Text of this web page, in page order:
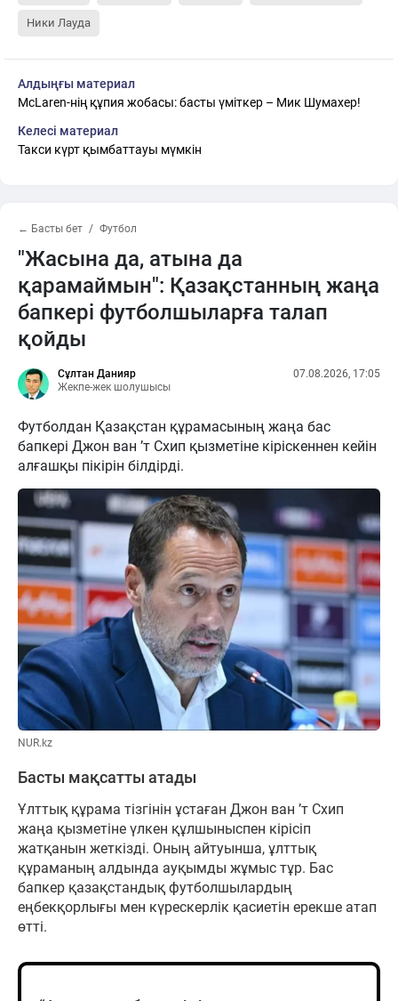
Ники Лауда
Алдыңғы материал
McLaren-нің құпия жобасы: басты үміткер – Мик Шумахер!
Келесі материал
Такси күрт қымбаттауы мүмкін
← Басты бет Футбол
"Жасына да, атына да
қарамаймын": Қазақстанның жаңа
бапкері футболшыларға талап
қойды
Сұлтан Данияр
Жекпе-жек шолушысы
07.08.2026, 17:05
Футболдан Қазақстан құрамасының жаңа бас
бапкері Джон ван ’т Схип қызметіне кіріскеннен кейін
алғашқы пікірін білдірді.
NUR.kz
Басты мақсатты атады
Ұлттық құрама тізгінін ұстаған Джон ван ’т Схип
жаңа қызметіне үлкен құлшыныспен кірісіп
жатқанын жеткізді. Оның айтуынша, ұлттық
құраманың алдында ауқымды жұмыс тұр. Бас
бапкер қазақстандық футболшылардың
еңбекқорлығы мен күрескерлік қасиетін ерекше атап
өтті.